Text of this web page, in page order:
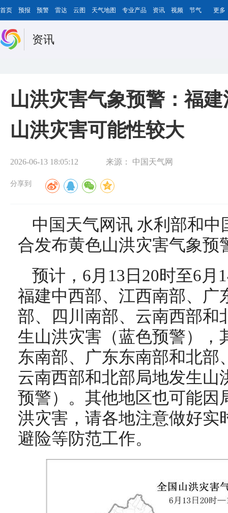
首页 预报 预警 雷达 云图 天气地图 专业产品 资讯 视频 节气 更多
资讯
山洪灾害气象预警：福
山洪灾害可能性较大
2026-06-13 18:05:12 来源： 中国天气网
分享到
中国天气网讯 水利部和中
合发布黄色山洪灾害气象预
预计，6月13日20时至6月
福建中西部、江西南部、广
部、四川南部、云南西部和
生山洪灾害（蓝色预警），
东南部、广东东南部和北部
云南西部和北部局地发生山
预警）。其他地区也可能因
洪灾害，请各地注意做好实
避险等防范工作。